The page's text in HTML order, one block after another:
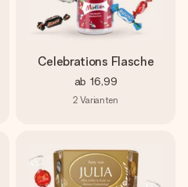
Celebrations Flasche
ab 16,99
2 Varianten